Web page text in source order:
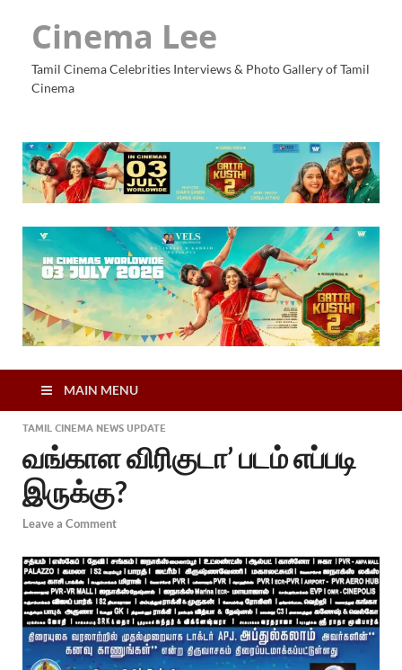
Cinema Lee
Tamil Cinema Celebrities Interviews & Photo Gallery of Tamil
Cinema
MAIN MENU
TAMIL CINEMA NEWS UPDATE
வங்காள விரிகுடா’ படம் எப்படி
இருக்கு?
Leave a Comment